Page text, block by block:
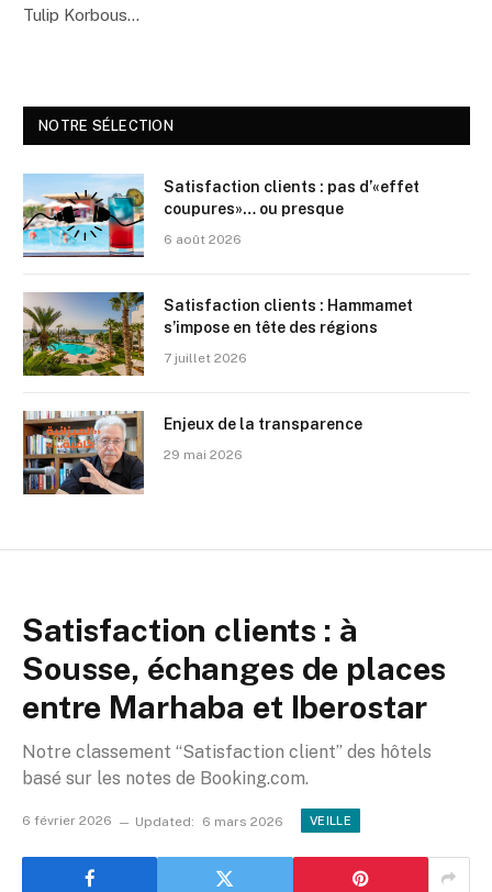
Tulip Korbous…
NOTRE SÉLECTION
Satisfaction clients : pas d’«effet
coupures»… ou presque
6 août 2026
Satisfaction clients : Hammamet
s’impose en tête des régions
7 juillet 2026
Enjeux de la transparence
29 mai 2026
Satisfaction clients : à
Sousse, échanges de places
entre Marhaba et Iberostar
Notre classement “Satisfaction client” des hôtels
basé sur les notes de Booking.com.
6 février 2026 Updated: 6 mars 2026 VEILLE